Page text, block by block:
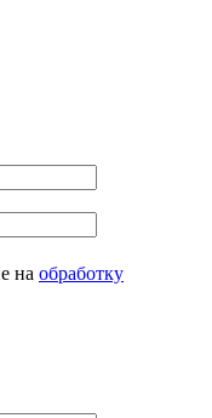
на обработку